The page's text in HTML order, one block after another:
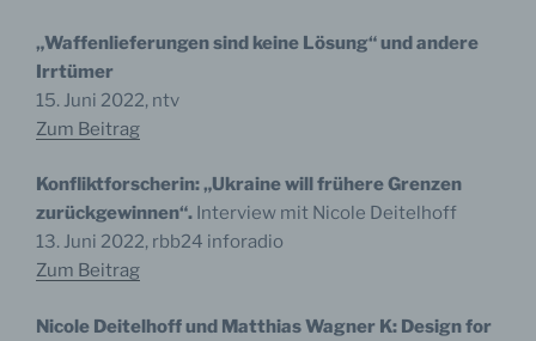
„Waffenlieferungen sind keine Lösung“ und andere
Irrtümer
15. Juni 2022, ntv
Zum Beitrag
Konfliktforscherin: „Ukraine will frühere Grenzen
zurückgewinnen“. Interview mit Nicole Deitelhoff
13. Juni 2022, rbb24 inforadio
Zum Beitrag
Nicole Deitelhoff und Matthias Wagner K: Design for